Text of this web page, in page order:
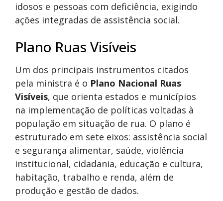
idosos e pessoas com deficiência, exigindo
ações integradas de assistência social.
Plano Ruas Visíveis
Um dos principais instrumentos citados
pela ministra é o Plano Nacional Ruas
Visíveis, que orienta estados e municípios
na implementação de políticas voltadas à
população em situação de rua. O plano é
estruturado em sete eixos: assistência social
e segurança alimentar, saúde, violência
institucional, cidadania, educação e cultura,
habitação, trabalho e renda, além de
produção e gestão de dados.